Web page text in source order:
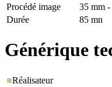
Procédé image
35 mm
Durée
85 mn
Générique
Réalisateur